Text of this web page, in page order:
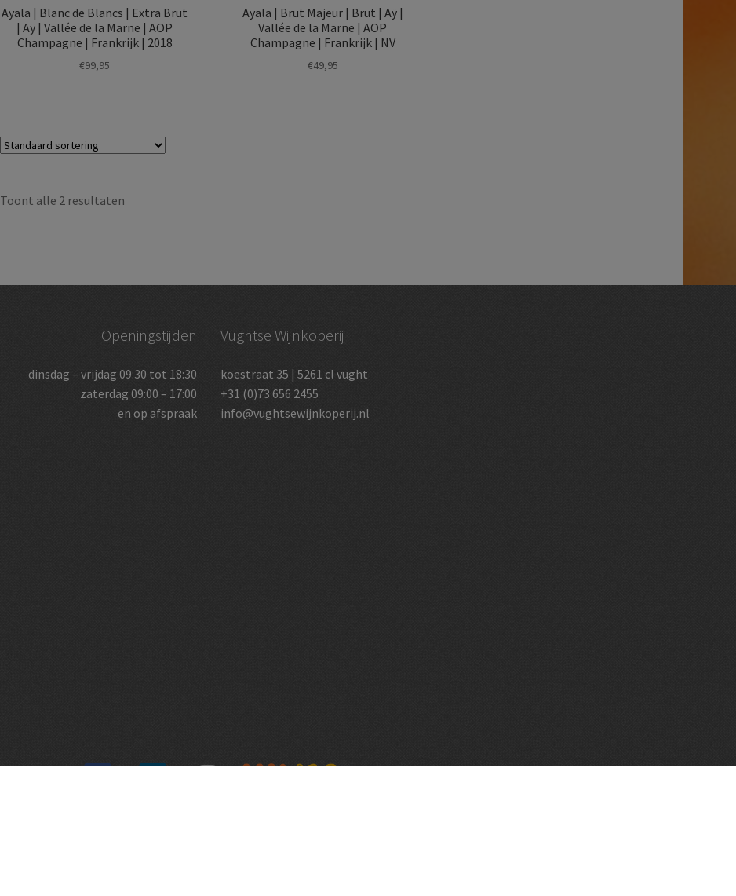
Ayala | Blanc de Blancs | Extra Brut
| Aÿ | Vallée de la Marne | AOP
Champagne | Frankrijk | 2018
€99,95
Ayala | Brut Majeur | Brut | Aÿ |
Vallée de la Marne | AOP
Champagne | Frankrijk | NV
€49,95
Toont alle 2 resultaten
Openingstijden
dinsdag – vrijdag 09:30 tot 18:30
zaterdag 09:00 – 17:00
en op afspraak
Vughtse Wijnkoperij
koestraat 35 | 5261 cl vught
+31 (0)73 656 2455
info@vughtsewijnkoperij.nl